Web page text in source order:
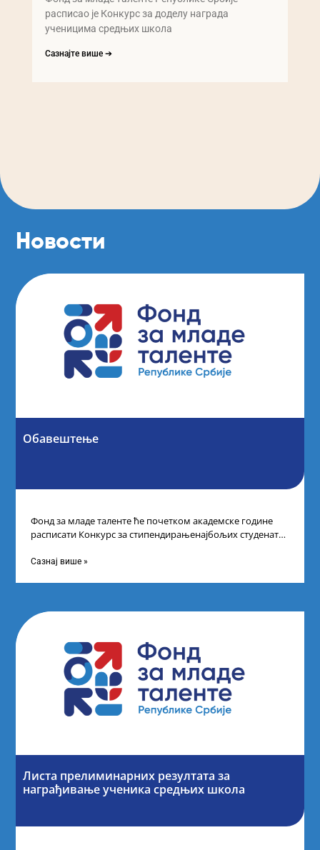
расписао је Конкурс за доделу награда
ученицима средњих школа
Сазнајте више ➔
Новости
Обавештење
Фонд за младе таленте ће почетком академске године
расписати Конкурс за стипендирањенајбољих студената
Сазнај више »
Листа прелиминарних резултата за
награђивање ученика средњих школа